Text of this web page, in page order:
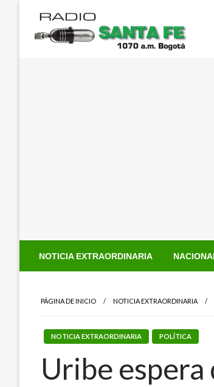
contenido
NOTICIA EXTRAORDINARIA
PÁGINA DE INICIO NOTICIA EXTRAORDINARIA
NOTICIA EXTRAORDINARIA POLÍTICA
Uribe espera